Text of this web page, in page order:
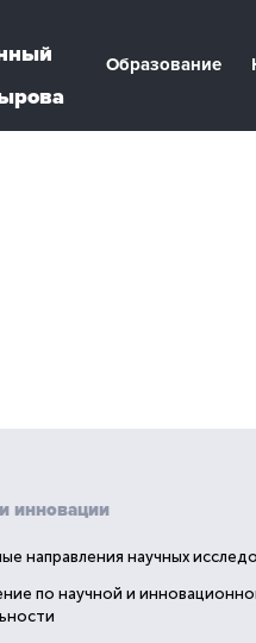
Образование
инновации
направления научных
по научной и